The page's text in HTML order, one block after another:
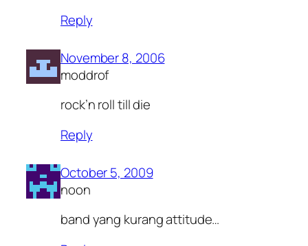
Reply
November 8, 2006
moddrof
rock’n roll till die
Reply
October 5, 2009
noon
band yang kurang attitude…